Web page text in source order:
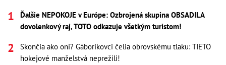
Ďalšie NEPOKOJE v Európe: Ozbrojená skupina OBSADILA
dovolenkový raj, TOTO odkazuje všetkým turistom!
Skončia ako oni? Gáboríkovci čelia obrovskému tlaku: TIETO
hokejové manželstvá neprežili!